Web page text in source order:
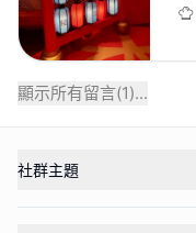
顯示所有留言(1)...
社群主題